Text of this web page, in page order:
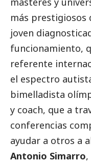
más prestigiosos
joven
funcionamiento,
referente
el espectro
bimelladista
y coach, que a
conferencias
ayudar a otros a
Antonio Simarro